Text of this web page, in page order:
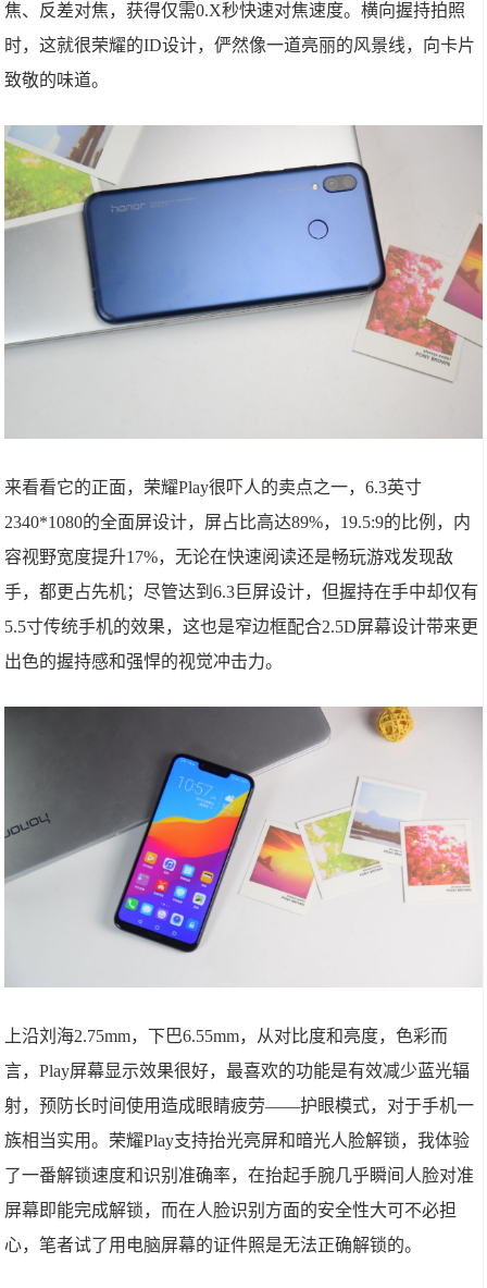
焦、反差对焦，获得仅需0.X秒快速对焦速度。横向握持拍照
时，这就很荣耀的ID设计，俨然像一道亮丽的风景线，向卡片
致敬的味道。
来看看它的正面，荣耀Play很吓人的卖点之一，6.3英寸
2340*1080的全面屏设计，屏占比高达89%，19.5:9的比例，内
容视野宽度提升17%，无论在快速阅读还是畅玩游戏发现敌
手，都更占先机；尽管达到6.3巨屏设计，但握持在手中却仅有
5.5寸传统手机的效果，这也是窄边框配合2.5D屏幕设计带来更
出色的握持感和强悍的视觉冲击力。
上沿刘海2.75mm，下巴6.55mm，从对比度和亮度，色彩而
言，Play屏幕显示效果很好，最喜欢的功能是有效减少蓝光辐
射，预防长时间使用造成眼睛疲劳——护眼模式，对于手机一
族相当实用。荣耀Play支持抬光亮屏和暗光人脸解锁，我体验
了一番解锁速度和识别准确率，在抬起手腕几乎瞬间人脸对准
屏幕即能完成解锁，而在人脸识别方面的安全性大可不必担
心，笔者试了用电脑屏幕的证件照是无法正确解锁的。